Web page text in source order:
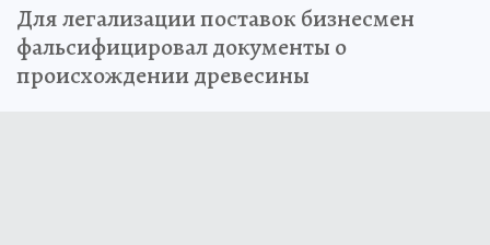
Для легализации поставок бизнесмен
фальсифицировал документы о
происхождении древесины